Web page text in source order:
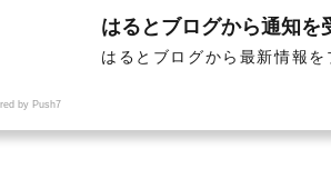
はるとブログから通知を
はるとブログから最新情報
by Push7